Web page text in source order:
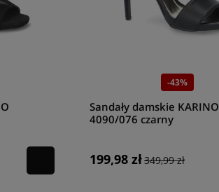
-43%
Sandały damskie KARINO
4090/076 czarny
199,98 zł349,99 zł